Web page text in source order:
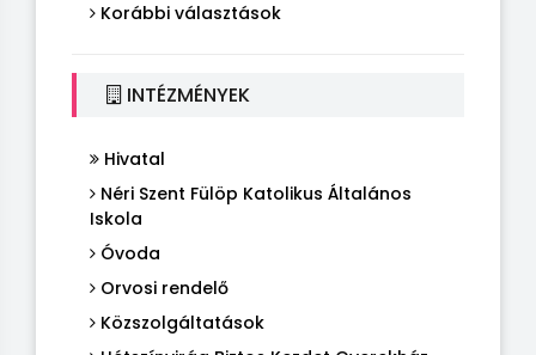
Korábbi választások
INTÉZMÉNYEK
Hivatal
Néri Szent Fülöp Katolikus Általános
Iskola
Óvoda
Orvosi rendelő
Közszolgáltatások